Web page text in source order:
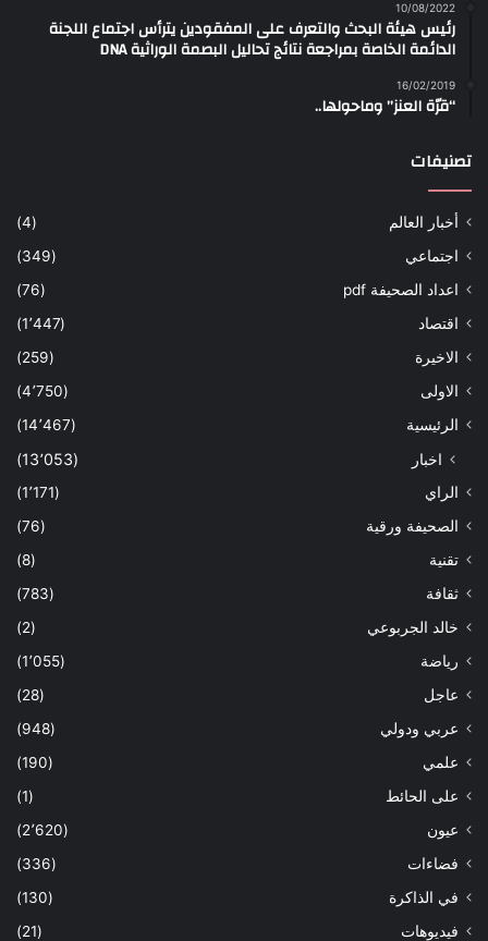
10/08/2022
رئيس هيئة البحث والتعرف على المفقودين يترأس اجتماع اللجنة
الدائمة الخاصة بمراجعة نتائج تحاليل البصمة الوراثية DNA
16/02/2019
“قرّة العنز” وماحولها..
تصنيفات
أخبار العالم
(4)
اجتماعي
(349)
اعداد الصحيفة pdf
(76)
اقتصاد
(1٬447)
الاخيرة
(259)
الاولى
(4٬750)
الرئيسية
(14٬467)
اخبار (13٬053)
الراي
(1٬171)
الصحيفة ورقية
(76)
تقنية
(8)
ثقافة
(783)
خالد الجربوعي
(2)
رياضة
(1٬055)
عاجل
(28)
عربي ودولي
(948)
علمي
(190)
على الحائط
(1)
عيون
(2٬620)
فضاءات
(336)
في الذاكرة
(130)
فيديوهات
(21)